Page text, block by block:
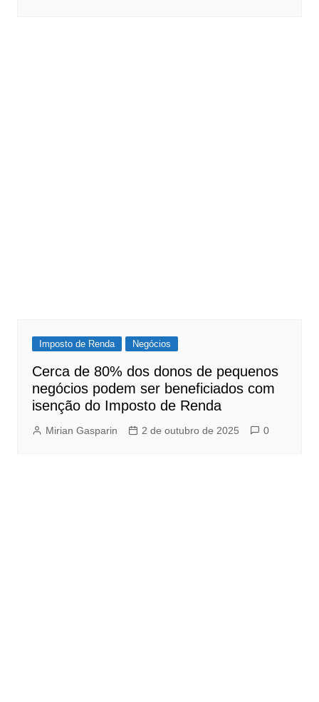
Imposto de Renda Negócios
Cerca de 80% dos donos de pequenos
negócios podem ser beneficiados com
isenção do Imposto de Renda
Mirian Gasparin 2 de outubro de 2025 0